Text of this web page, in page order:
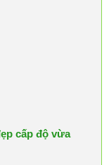
cấp độ vừa